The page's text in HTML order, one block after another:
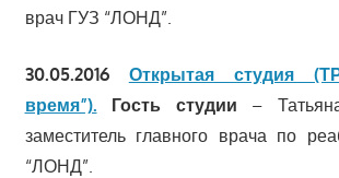
врач ГУЗ “ЛОНД”.
30.05.2016 Открытая студия
время”).
Гость студии –
заместитель главного врача по
“ЛОНД”.